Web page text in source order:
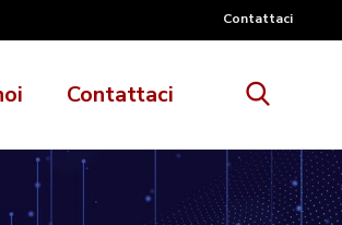
Contattaci
Contattaci